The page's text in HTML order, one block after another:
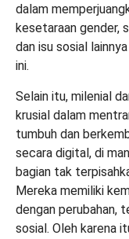
dalam
kesetaraan gender,
dan isu sosial
ini.
Selain itu, milenial
krusial dalam
tumbuh dan
secara digital, di
bagian tak
Mereka memiliki
dengan perubahan,
sosial. Oleh karena